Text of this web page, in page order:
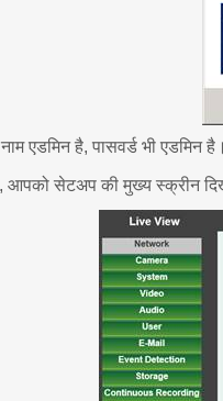
एडमिन है, पासवर्ड भी एडमिन है।
आपको सेटअप की मुख्य स्क्रीन